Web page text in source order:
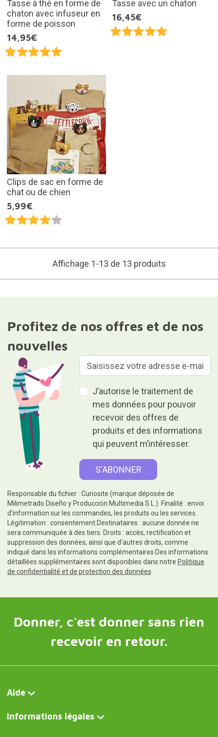
Tasse à thé en forme de
chaton avec infuseur en
forme de poisson
14,95€
Tasse avec un chaton
16,45€
Clips de sac en forme de
chat ou de chien
5,99€
Affichage 1-13 de 13 produits
Profitez de nos offres et de nos
nouvelles
J’autorise le traitement de
mes données pour pouvoir
recevoir des offres de
produits et des informations
qui peuvent m’intéresser.
Responsable du fichier : Curiosite (marque déposée de
Milimetrado Diseño y Producción Multimedia S.L.). Finalité : envoi
d'information sur les commandes, les produits ou les services.
Légitimation : consentement.Destinataires : aucune donnée ne
sera communiquée à des tiers. Droits : accès, rectification et
suppression des données, ainsi que d'autres droits, comme
indiqué dans les informations complémentaires.Des informations
détaillées supplémentaires sont disponibles dans notre Politique
de confidentialité et de protection des données
Donner, c'est donner sans rien
recevoir en retour.
Aide
Informations légales